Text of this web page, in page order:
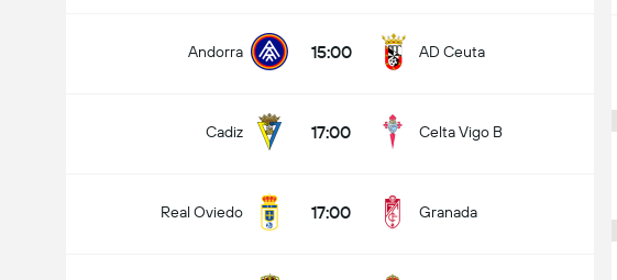
Andorra 15:00 AD Ceuta
Cadiz 17:00 Celta Vigo B
Real Oviedo 17:00 Granada